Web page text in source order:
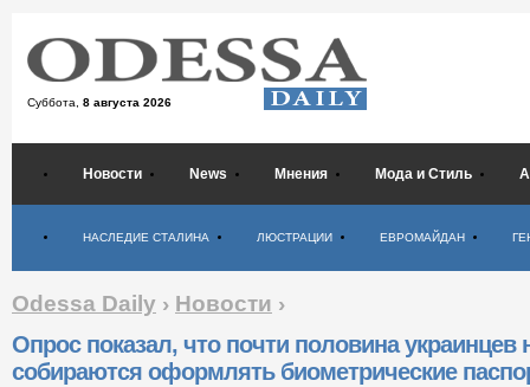
Суббота, 8 августа 2026
Новости News Мнения Мода и Стиль
НАСЛЕДИЕ СТАЛИНА ЛЮСТРАЦИИ ЕВРОМАЙДАН
Odessa Daily › Новости ›
Опрос показал, что почти половина украинцев
собираются оформлять биометрические